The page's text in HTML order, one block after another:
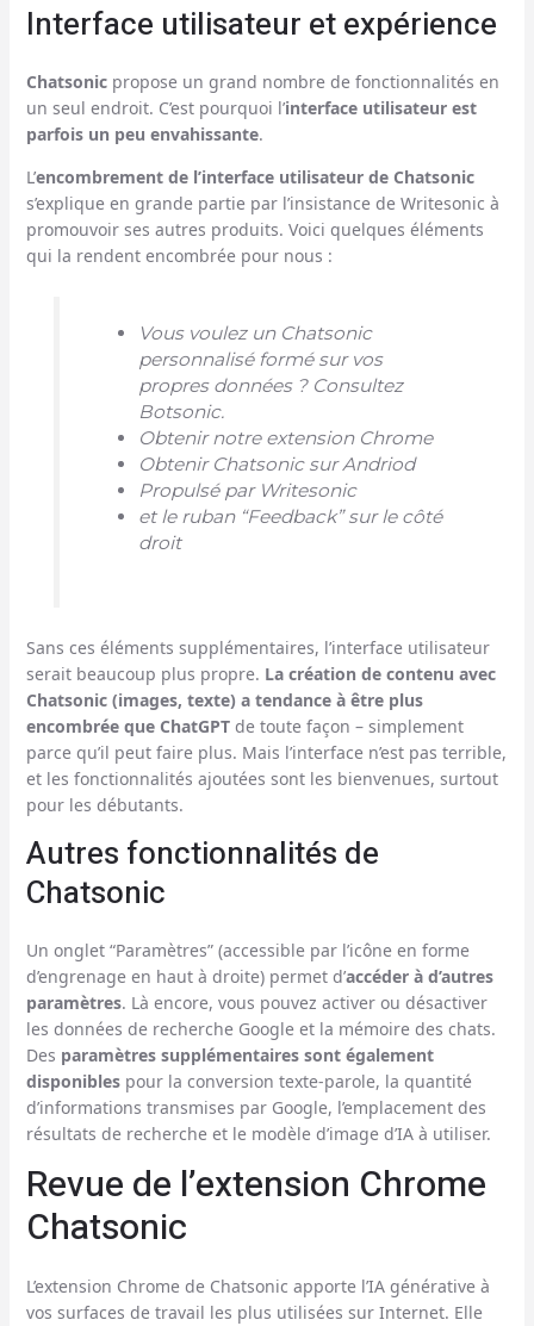
Interface utilisateur et expérience
Chatsonicpropose un grand nombre de fonctionnalités en
un seul endroit. C’est pourquoi l’interface utilisateur est
parfois un peu envahissante.
L’encombrement de l’interface utilisateur de Chatsonic
s’explique en grande partie par l’insistance de Writesonic à
promouvoir ses autres produits. Voici quelques éléments
qui la rendent encombrée pour nous :
Vous voulez un Chatsonic
personnalisé formé sur vos
propres données ? Consultez
Botsonic.
Obtenir notre extension Chrome
Obtenir Chatsonic sur Andriod
Propulsé par Writesonic
et le ruban “Feedback” sur le côté
droit
Sans ces éléments supplémentaires, l’interface utilisateur
serait beaucoup plus propre. La création de contenu avec
Chatsonic (images, texte) a tendance à être plus
encombrée que ChatGPTde toute façon – simplement
parce qu’il peut faire plus. Mais l’interface n’est pas terrible,
et les fonctionnalités ajoutées sont les bienvenues, surtout
pour les débutants.
Autres fonctionnalités de
Chatsonic
Un onglet “Paramètres” (accessible par l’icône en forme
d’engrenage en haut à droite) permet d’accéder à d’autres
paramètres. Là encore, vous pouvez activer ou désactiver
les données de recherche Google et la mémoire des chats.
Des paramètres supplémentaires sont également
disponiblespour la conversion texte-parole, la quantité
d’informations transmises par Google, l’emplacement des
résultats de recherche et le modèle d’image d’IA à utiliser.
Revue de l’extension Chrome
Chatsonic
L’extension Chrome de Chatsonic apporte l’IA générative à
vos surfaces de travail les plus utilisées sur Internet. Elle